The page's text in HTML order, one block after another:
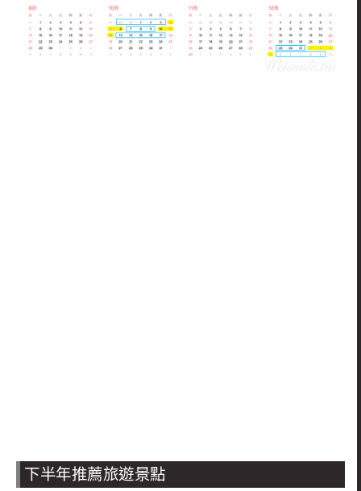
下半年推薦旅遊景點